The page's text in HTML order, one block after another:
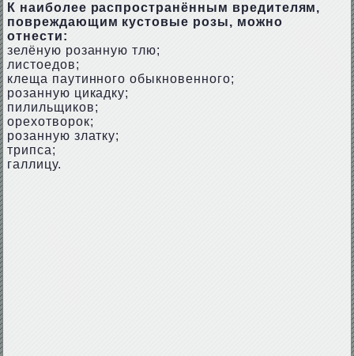
К наиболее распространённым вредителям,
повреждающим кустовые розы, можно
отнести:
зелёную розанную тлю;
листоедов;
клеща паутинного обыкновенного;
розанную цикадку;
пилильщиков;
орехотворок;
розанную златку;
трипса;
галлицу.